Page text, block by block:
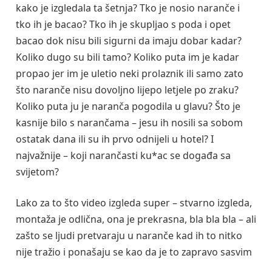
kako je izgledala ta šetnja? Tko je nosio naranče i
tko ih je bacao? Tko ih je skupljao s poda i opet
bacao dok nisu bili sigurni da imaju dobar kadar?
Koliko dugo su bili tamo? Koliko puta im je kadar
propao jer im je uletio neki prolaznik ili samo zato
što naranče nisu dovoljno lijepo letjele po zraku?
Koliko puta ju je naranča pogodila u glavu? Što je
kasnije bilo s narančama – jesu ih nosili sa sobom
ostatak dana ili su ih prvo odnijeli u hotel? I
najvažnije – koji narančasti ku*ac se događa sa
svijetom?
Lako za to što video izgleda super – stvarno izgleda,
montaža je odlična, ona je prekrasna, bla bla bla – ali
zašto se ljudi pretvaraju u naranče kad ih to nitko
nije tražio i ponašaju se kao da je to zapravo sasvim